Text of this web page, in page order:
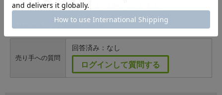
その際はご容赦いただきますようお願いいたします。
(社内管理番号：2786080198018)
売り手への質問
回答済み：なし
ログインして質問する